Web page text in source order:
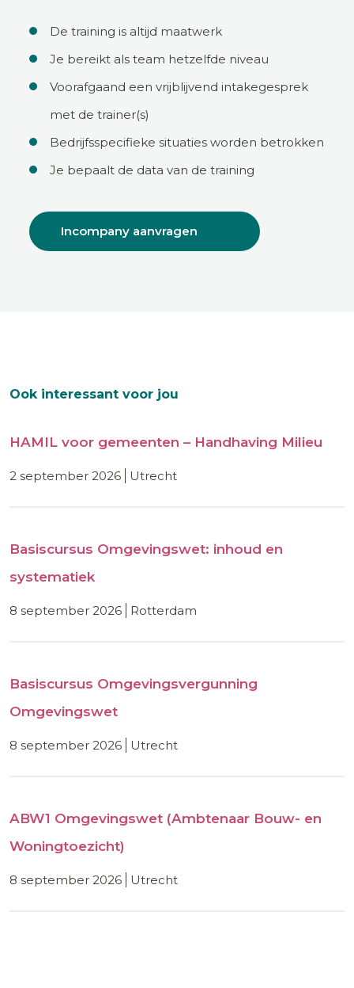
De training is altijd maatwerk
Je bereikt als team hetzelfde niveau
Voorafgaand een vrijblijvend intakegesprek
met de trainer(s)
Bedrijfsspecifieke situaties worden betrokken
Je bepaalt de data van de training
Incompany aanvragen
Ook interessant voor jou
HAMIL voor gemeenten – Handhaving Milieu
2 september 2026 utrecht
Basiscursus Omgevingswet: inhoud en
systematiek
8 september 2026 rotterdam
Basiscursus Omgevingsvergunning
Omgevingswet
8 september 2026 utrecht
ABW1 Omgevingswet (Ambtenaar Bouw- en
Woningtoezicht)
8 september 2026 utrecht